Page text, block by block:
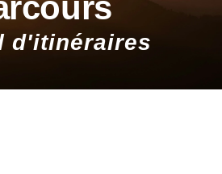
d'itinéraires